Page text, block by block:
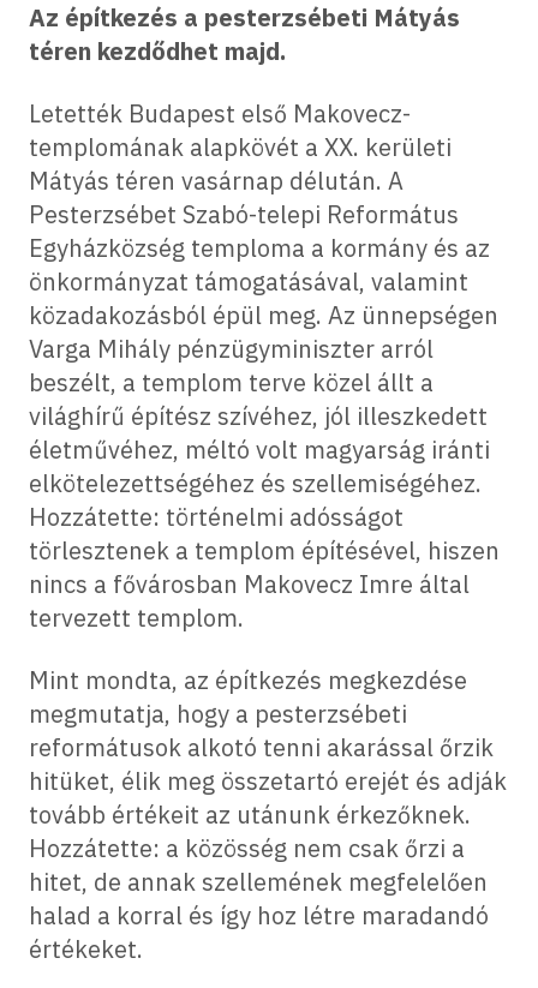
Az építkezés a pesterzsébeti Mátyás
téren kezdődhet majd.
Letették Budapest első Makovecz-
templomának alapkövét a XX. kerületi
Mátyás téren vasárnap délután. A
Pesterzsébet Szabó-telepi Református
Egyházközség temploma a kormány és az
önkormányzat támogatásával, valamint
közadakozásból épül meg. Az ünnepségen
Varga Mihály pénzügyminiszter arról
beszélt, a templom terve közel állt a
világhírű építész szívéhez, jól illeszkedett
életművéhez, méltó volt magyarság iránti
elkötelezettségéhez és szellemiségéhez.
Hozzátette: történelmi adósságot
törlesztenek a templom építésével, hiszen
nincs a fővárosban Makovecz Imre által
tervezett templom.
Mint mondta, az építkezés megkezdése
megmutatja, hogy a pesterzsébeti
reformátusok alkotó tenni akarással őrzik
hitüket, élik meg összetartó erejét és adják
tovább értékeit az utánunk érkezőknek.
Hozzátette: a közösség nem csak őrzi a
hitet, de annak szellemének megfelelően
halad a korral és így hoz létre maradandó
értékeket.